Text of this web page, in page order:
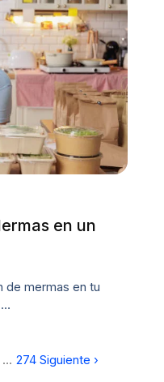
en un
de mermas en tu
… 274 Siguiente ›